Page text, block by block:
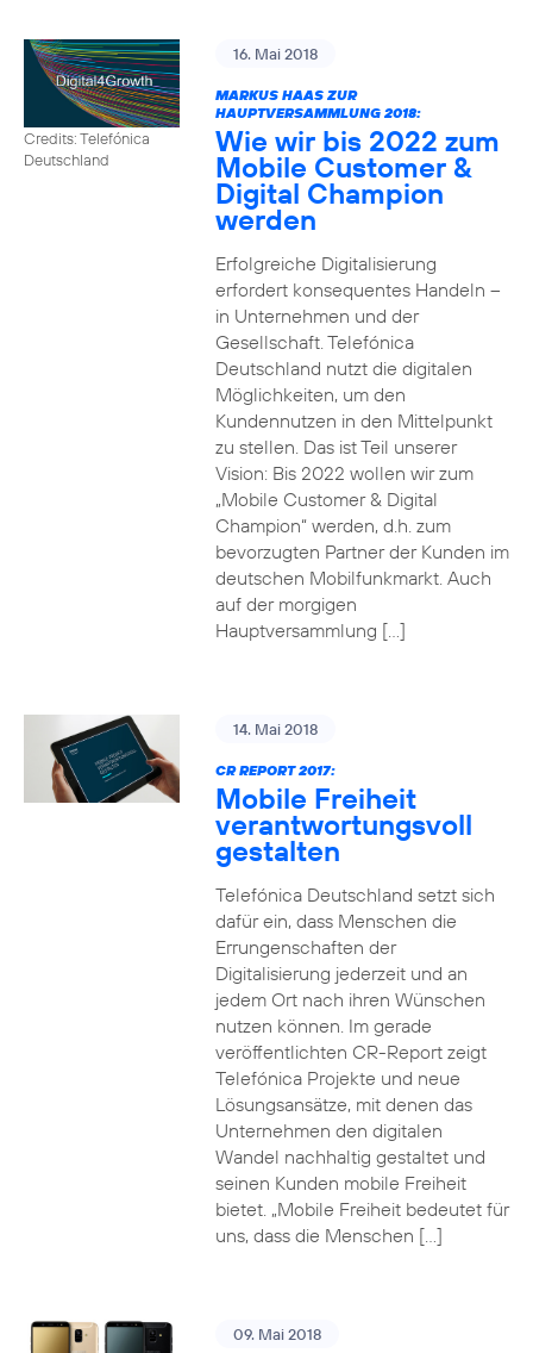
Credits: Telefónica
Deutschland
16. Mai 2018
MARKUS HAAS ZUR
HAUPTVERSAMMLUNG 2018:
Wie wir bis 2022 zum
Mobile Customer &
Digital Champion
werden
Erfolgreiche Digitalisierung
erfordert konsequentes Handeln –
in Unternehmen und der
Gesellschaft. Telefónica
Deutschland nutzt die digitalen
Möglichkeiten, um den
Kundennutzen in den Mittelpunkt
zu stellen. Das ist Teil unserer
Vision: Bis 2022 wollen wir zum
„Mobile Customer & Digital
Champion“ werden, d.h. zum
bevorzugten Partner der Kunden im
deutschen Mobilfunkmarkt. Auch
auf der morgigen
Hauptversammlung […]
14. Mai 2018
CR REPORT 2017:
Mobile Freiheit
verantwortungsvoll
gestalten
Telefónica Deutschland setzt sich
dafür ein, dass Menschen die
Errungenschaften der
Digitalisierung jederzeit und an
jedem Ort nach ihren Wünschen
nutzen können. Im gerade
veröffentlichten CR-Report zeigt
Telefónica Projekte und neue
Lösungsansätze, mit denen das
Unternehmen den digitalen
Wandel nachhaltig gestaltet und
seinen Kunden mobile Freiheit
bietet. „Mobile Freiheit bedeutet für
uns, dass die Menschen […]
09. Mai 2018